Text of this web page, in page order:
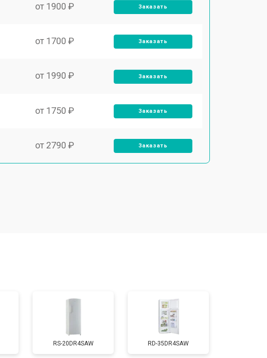
от 1900 ₽ Заказать
от 1700 ₽ Заказать
от 1990 ₽ Заказать
от 1750 ₽ Заказать
от 2790 ₽ Заказать
Заказать
от 1700 ₽ Заказать
RS-20DR4SAW RD-35DR4SAW